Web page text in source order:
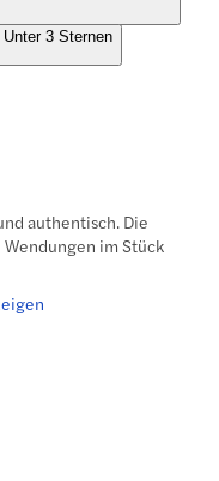
Unter 3 Sternen
authentisch. Die
im Stück